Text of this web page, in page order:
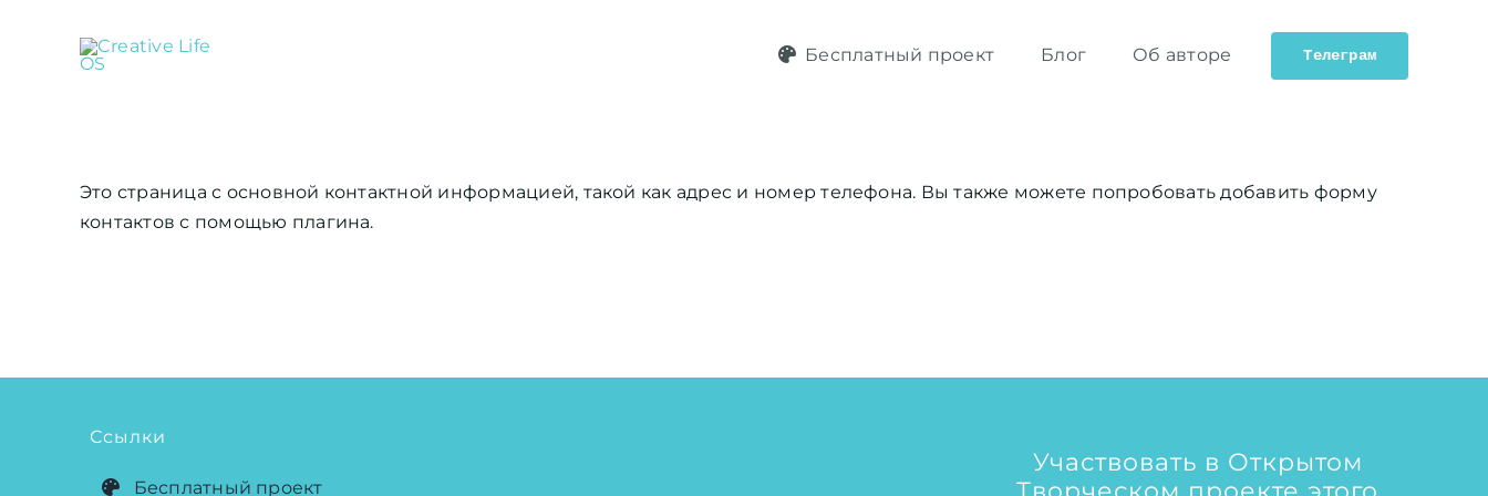
Бесплатный проект Блог Об авторе Телеграм
Это страница с основной контактной информацией, такой как адрес и номер телефона. Вы также можете попробовать добавить форму
контактов с помощью плагина.
Ссылки
Бесплатный проект
Участвовать в Открытом